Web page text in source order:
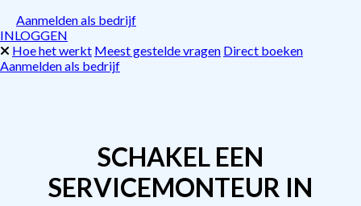
Aanmelden als bedrijf
INLOGGEN
Hoe het werkt Meest gestelde vragen Direct boeken
Aanmelden als bedrijf
SCHAKEL EEN
SERVICEMONTEUR IN